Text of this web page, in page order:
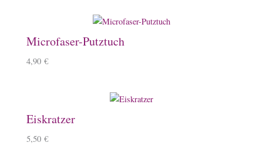
Microfaser-Putztuch
4,90 €
Eiskratzer
5,50 €